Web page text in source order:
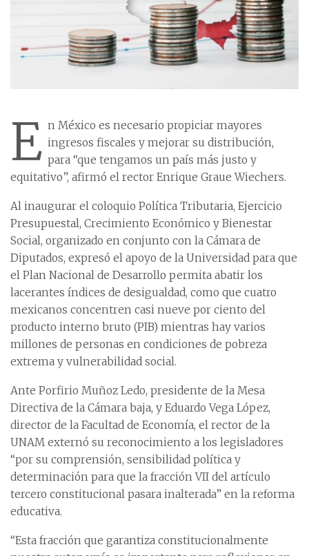
E n México es necesario propiciar mayores
ingresos fiscales y mejorar su distribución,
para “que tengamos un país más justo y
equitativo”, afirmó el rector Enrique Graue Wiechers.
Al inaugurar el coloquio Política Tributaria, Ejercicio
Presupuestal, Crecimiento Económico y Bienestar
Social, organizado en conjunto con la Cámara de
Diputados, expresó el apoyo de la Universidad para que
el Plan Nacional de Desarrollo permita abatir los
lacerantes índices de desigualdad, como que cuatro
mexicanos concentren casi nueve por ciento del
producto interno bruto (PIB) mientras hay varios
millones de personas en condiciones de pobreza
extrema y vulnerabilidad social.
Ante Porfirio Muñoz Ledo, presidente de la Mesa
Directiva de la Cámara baja, y Eduardo Vega López,
director de la Facultad de Economía, el rector de la
UNAM externó su reconocimiento a los legisladores
“por su comprensión, sensibilidad política y
determinación para que la fracción VII del artículo
tercero constitucional pasara inalterada” en la reforma
educativa.
“Esta fracción que garantiza constitucionalmente